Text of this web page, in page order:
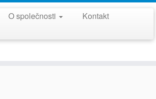
O společnosti
Kontakt